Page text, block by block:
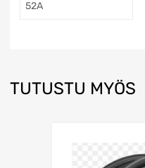
52A
TUTUSTU MYÖS